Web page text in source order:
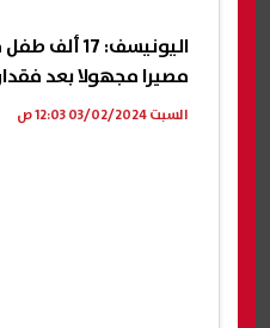
اليونيسف:
مصيرا مجهولا بعد
السبت 03/02/2024 12:03 ص